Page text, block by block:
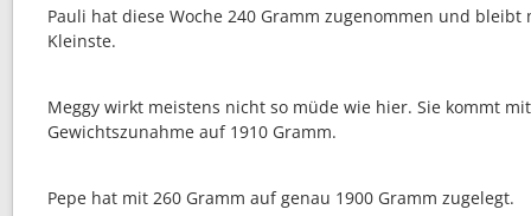
Pauli hat diese Woche 240 Gramm zugenommen und bleibt
Kleinste.
Meggy wirkt meistens nicht so müde wie hier. Sie kommt
Gewichtszunahme auf 1910 Gramm.
Pepe hat mit 260 Gramm auf genau 1900 Gramm zugelegt.